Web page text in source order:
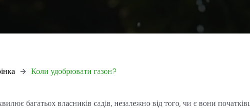
Коли удобрювати газон?
багатьох власників садів, незалежно від того, чи є вони